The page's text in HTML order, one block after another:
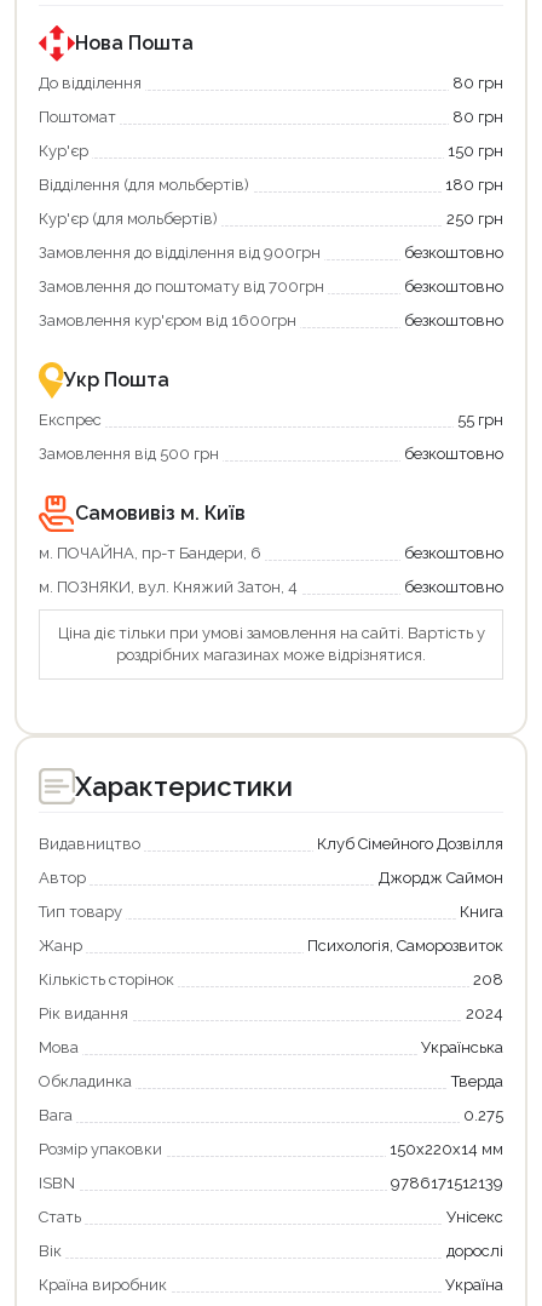
державною
програмою
єКнига.
Використовуйте
карту
щоб
зекономити
та
отримати
переваги!
картою
єКнига
–
зручно
та
державною
програмою
«Національний
кешбек».
покупку
«Національний
кешбек»
та
отримуйте
повернення
Економте
більше
разом
державною
підтримкою!
Нова Пошта
До відділення
80 грн
Поштомат
80 грн
Кур'єр
150 грн
Відділення (для мольбертів)
180 грн
Кур'єр (для мольбертів)
250 грн
Замовлення до відділення від 900грн
безкоштовно
Замовлення до поштомату від 700грн
безкоштовно
Замовлення кур'єром від 1600грн
безкоштовно
Укр Пошта
Експрес
55 грн
Замовлення від 500 грн
безкоштовно
Самовивіз м. Київ
м. ПОЧАЙНА, пр-т Бандери, 6
безкоштовно
м. ПОЗНЯКИ, вул. Княжий Затон, 4
безкоштовно
Ціна діє тільки при умові замовлення на сайті. Вартість у
роздрібних магазинах може відрізнятися.
Характеристики
Видавництво
Клуб Сімейного Дозвілля
Автор
Джордж Саймон
Тип товару
Книга
Жанр
Психологія, Саморозвиток
Кількість сторінок
208
Рік видання
2024
Мова
Українська
Обкладинка
Тверда
Вага
0.275
Розмір упаковки
150x220x14 мм
ISBN
9786171512139
Стать
Унісекс
Вік
дорослі
Країна виробник
Україна
Оформити замовлення